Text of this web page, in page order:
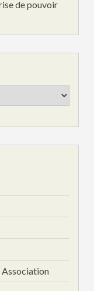
de pouvoir
Association